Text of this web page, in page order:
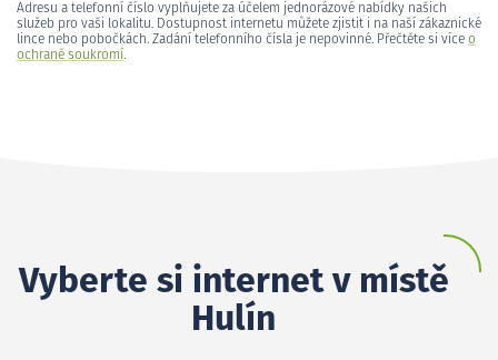
Adresu a telefonní číslo vyplňujete za účelem jednorázové nabídky našich
služeb pro vaši lokalitu. Dostupnost internetu můžete zjistit i na naší zákaznické
lince nebo pobočkách. Zadání telefonního čísla je nepovinné. Přečtěte si více o
ochraně soukromí.
Vyberte si internet v místě
Hulín